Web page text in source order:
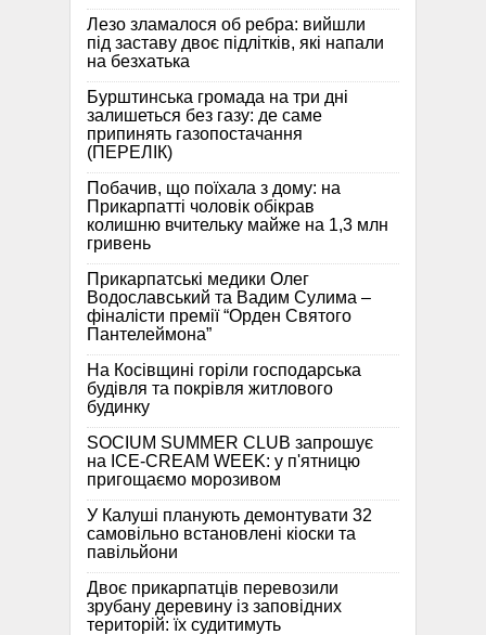
Лезо зламалося об ребра: вийшли
під заставу двоє підлітків, які напали
на безхатька
Бурштинська громада на три дні
залишеться без газу: де саме
припинять газопостачання
(ПЕРЕЛІК)
Побачив, що поїхала з дому: на
Прикарпатті чоловік обікрав
колишню вчительку майже на 1,3 млн
гривень
Прикарпатські медики Олег
Водославський та Вадим Сулима –
фіналісти премії “Орден Святого
Пантелеймона”
На Косівщині горіли господарська
будівля та покрівля житлового
будинку
SOCIUM SUMMER CLUB запрошує
на ICE-CREAM WEEK: у п'ятницю
пригощаємо морозивом
У Калуші планують демонтувати 32
самовільно встановлені кіоски та
павільйони
Двоє прикарпатців перевозили
зрубану деревину із заповідних
територій: їх судитимуть